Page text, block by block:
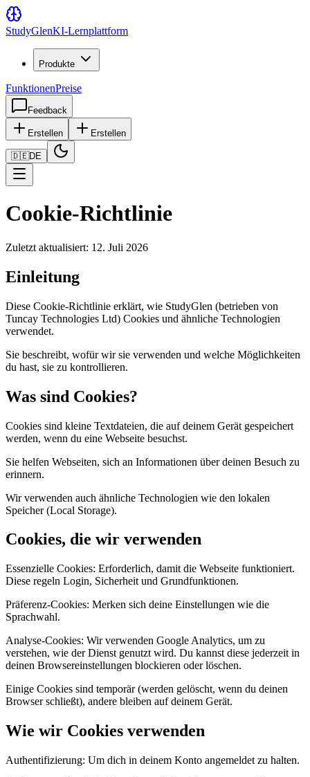
StudyGlenKI-Lernplattform
Produkte
FunktionenPreise
Feedback
Erstellen Erstellen
🇩🇪DE
Cookie-Richtlinie
Zuletzt aktualisiert: 12. Juli 2026
Einleitung
Diese Cookie-Richtlinie erklärt, wie StudyGlen (betrieben von
Tuncay Technologies Ltd) Cookies und ähnliche Technologien
verwendet.
Sie beschreibt, wofür wir sie verwenden und welche Möglichkeiten
du hast, sie zu kontrollieren.
Was sind Cookies?
Cookies sind kleine Textdateien, die auf deinem Gerät gespeichert
werden, wenn du eine Webseite besuchst.
Sie helfen Webseiten, sich an Informationen über deinen Besuch zu
erinnern.
Wir verwenden auch ähnliche Technologien wie den lokalen
Speicher (Local Storage).
Cookies, die wir verwenden
Essenzielle Cookies: Erforderlich, damit die Webseite funktioniert.
Diese regeln Login, Sicherheit und Grundfunktionen.
Präferenz-Cookies: Merken sich deine Einstellungen wie die
Sprachwahl.
Analyse-Cookies: Wir verwenden Google Analytics, um zu
verstehen, wie der Dienst genutzt wird. Du kannst diese jederzeit in
deinen Browsereinstellungen blockieren oder löschen.
Einige Cookies sind temporär (werden gelöscht, wenn du deinen
Browser schließt), andere bleiben auf deinem Gerät.
Wie wir Cookies verwenden
Authentifizierung: Um dich in deinem Konto angemeldet zu halten.